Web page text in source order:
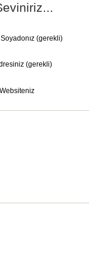
Soyadonız (gerekli)
(gerekli)